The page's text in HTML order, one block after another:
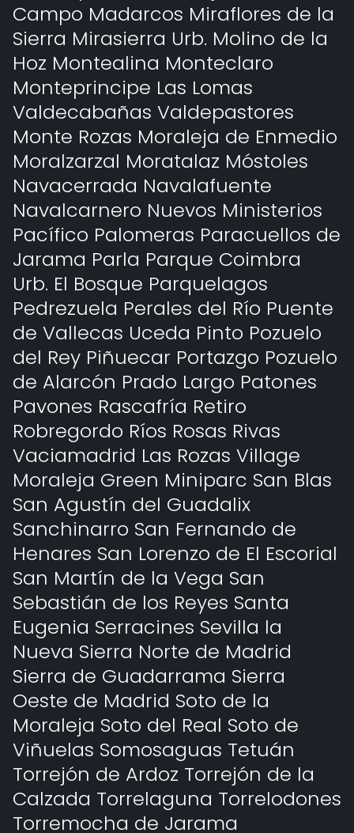
Campo Madarcos Miraflores de la
Sierra Mirasierra Urb. Molino de la
Hoz Montealina Monteclaro
Monteprincipe Las Lomas
Valdecabañas Valdepastores
Monte Rozas Moraleja de Enmedio
Moralzarzal Moratalaz Móstoles
Navacerrada Navalafuente
Navalcarnero Nuevos Ministerios
Pacífico Palomeras Paracuellos de
Jarama Parla Parque Coimbra
Urb. El Bosque Parquelagos
Pedrezuela Perales del Río Puente
de Vallecas Uceda Pinto Pozuelo
del Rey Piñuecar Portazgo Pozuelo
de Alarcón Prado Largo Patones
Pavones Rascafría Retiro
Robregordo Ríos Rosas Rivas
Vaciamadrid Las Rozas Village
Moraleja Green Miniparc San Blas
San Agustín del Guadalix
Sanchinarro San Fernando de
Henares San Lorenzo de El Escorial
San Martín de la Vega San
Sebastián de los Reyes Santa
Eugenia Serracines Sevilla la
Nueva Sierra Norte de Madrid
Sierra de Guadarrama Sierra
Oeste de Madrid Soto de la
Moraleja Soto del Real Soto de
Viñuelas Somosaguas Tetuán
Torrejón de Ardoz Torrejón de la
Calzada Torrelaguna Torrelodones
Torremocha de Jarama